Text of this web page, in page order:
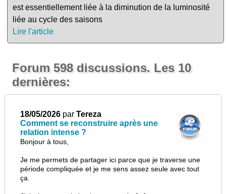
est essentiellement liée à la diminution de la luminosité
liée au cycle des saisons
Lire l'article
Forum 598 discussions. Les 10
dernières:
18/05/2026 parTereza
Comment se reconstruire après une
relation intense ?
Bonjour à tous,
Je me permets de partager ici parce que je traverse une
période compliquée et je me sens assez seule avec tout
ça.